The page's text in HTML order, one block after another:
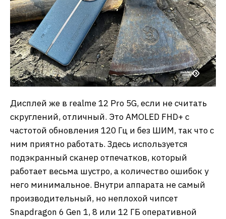
Дисплей же в realme 12 Pro 5G, если не считать
скруглений, отличный. Это AMOLED FHD+ с
частотой обновления 120 Гц и без ШИМ, так что с
ним приятно работать. Здесь используется
подэкранный сканер отпечатков, который
работает весьма шустро, а количество ошибок у
него минимальное. Внутри аппарата не самый
производительный, но неплохой чипсет
Snapdragon 6 Gen 1, 8 или 12 ГБ оперативной